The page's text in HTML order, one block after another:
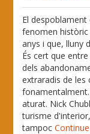
El despoblament
fenomen
anys i que, lluny
És cert que
dels
extraradis de les
aturat. Nick
turisme
tampoc